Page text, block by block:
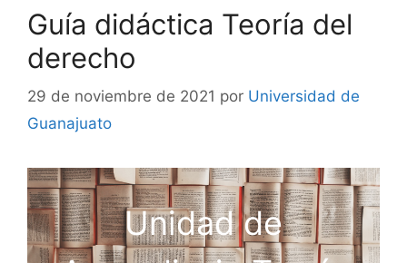
Guía didáctica Teoría del
derecho
29 de noviembre de 2021 por Universidad de
Guanajuato
Unidad de